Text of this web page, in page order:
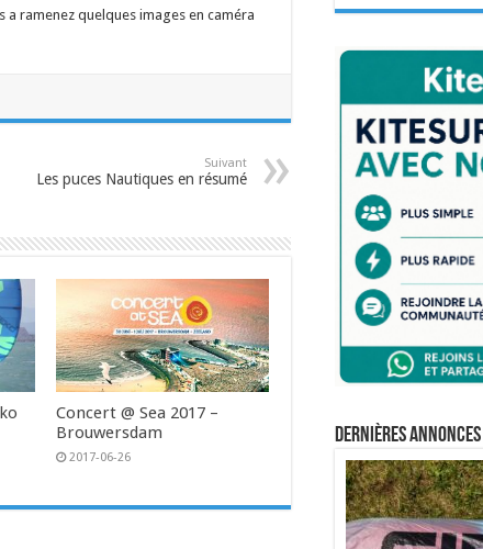
ramenez quelques images en caméra
Suivant
Les puces Nautiques en résumé
Concert @ Sea 2017 –
Brouwersdam
2017-06-26
Dernières annonces